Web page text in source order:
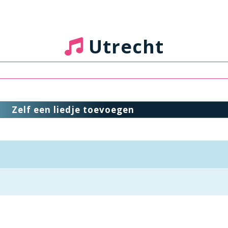
Utrecht
Zelf een liedje toevoegen